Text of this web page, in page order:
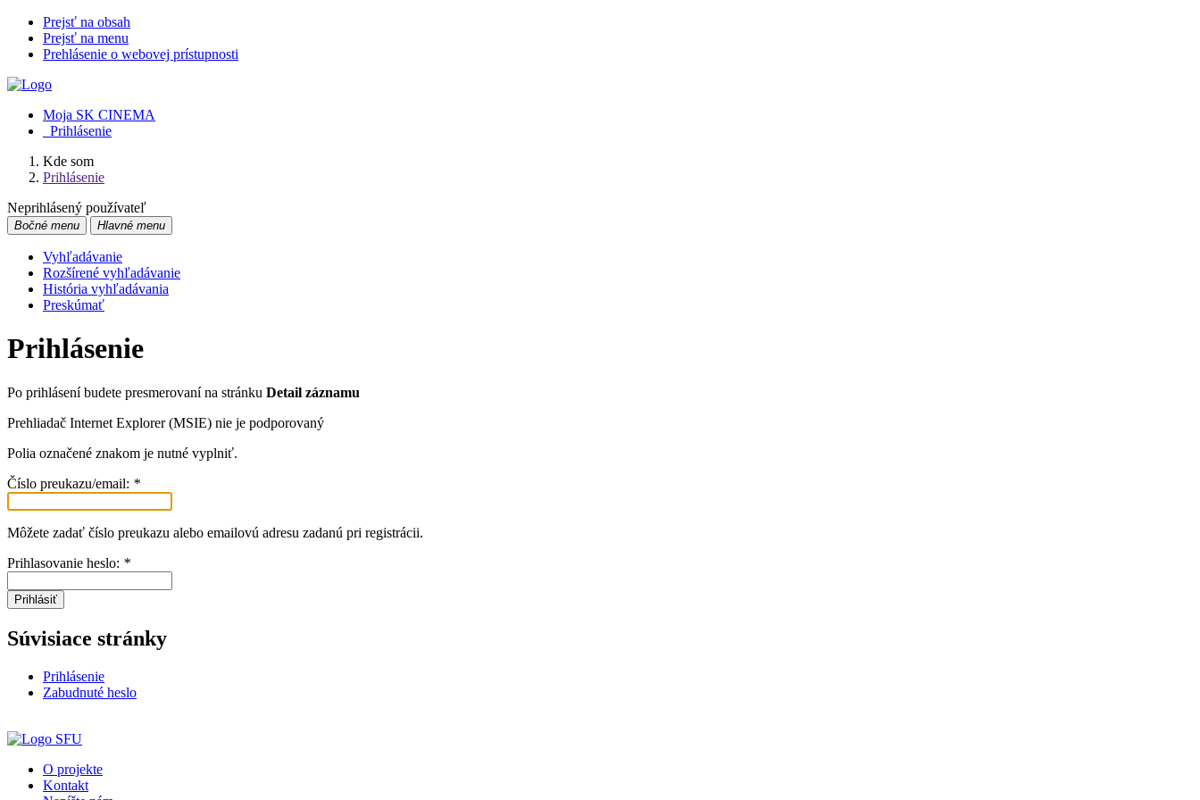
Prejsť na obsah
Prejsť na menu
Prehlásenie o webovej prístupnosti
Moja SK CINEMA
Prihlásenie
Kde som
Prihlásenie
Neprihlásený používateľ
Bočné menu Hlavné menu
Vyhľadávanie
Rozšírené vyhľadávanie
História vyhľadávania
Preskúmať
Prihlásenie
Po prihlásení budete presmerovaní na stránku Detail záznamu
Prehliadač Internet Explorer (MSIE) nie je podporovaný
Polia označené znakom je nutné vyplniť.
Číslo preukazu/email: *
Môžete zadať číslo preukazu alebo emailovú adresu zadanú pri registrácii.
Prihlasovanie heslo: *
Prihlásiť
Súvisiace stránky
Prihlásenie
Zabudnuté heslo
O projekte
Kontakt